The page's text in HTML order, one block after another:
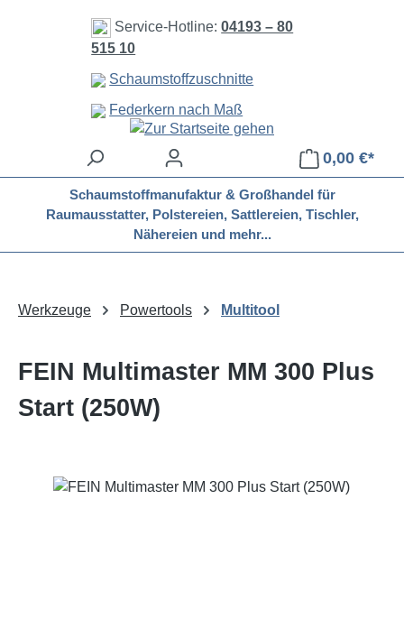
Zum Hauptinhalt springen
Service-Hotline:04193 – 80
515 10
Schaumstoffzuschnitte
Federkern nach Maß
0,00 €*
Schaumstoffmanufaktur & Großhandel für
Raumausstatter, Polstereien, Sattlereien, Tischler,
Nähereien und mehr...
Werkzeuge Powertools Multitool
FEIN Multimaster MM 300 Plus
Start (250W)
Bildergalerie überspringen